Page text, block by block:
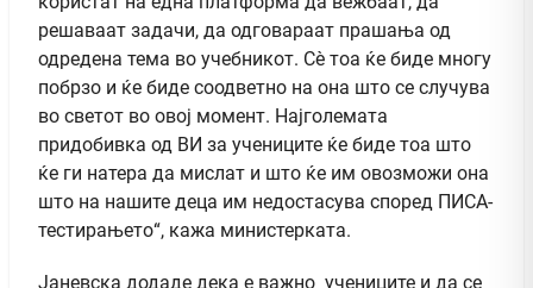
решаваат задачи, да одговараат прашања од
одредена тема во учебникот. Сѐ тоа ќе биде многу
побрзо и ќе биде соодветно на она што се случува
во светот во овој момент. Најголемата
придобивка од ВИ за учениците ќе биде тоа што
ќе ги натера да мислат и што ќе им овозможи она
што на нашите деца им недостасува според ПИСА-
тестирањето“, кажа министерката.
Јаневска додаде дека е важно учениците и да се